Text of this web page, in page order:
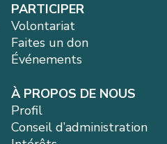
PARTICIPER
Volontariat
Faites un don
Événements
À PROPOS DE NOUS
Profil
Conseil d’administration